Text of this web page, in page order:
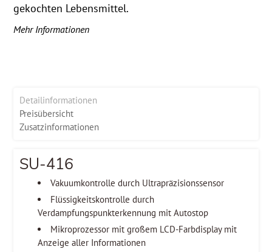
gekochten Lebensmittel.
Mehr Informationen
Detailinformationen
Preisübersicht
Zusatzinformationen
SU-416
Vakuumkontrolle durch Ultrapräzisionssensor
Flüssigkeitskontrolle durch
Verdampfungspunkterkennung mit Autostop
Mikroprozessor mit großem LCD-Farbdisplay mit
Anzeige aller Informationen